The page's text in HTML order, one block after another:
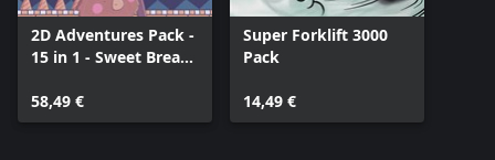
2D Adventures Pack -
15 in 1 - Sweet Bread
58,49 €
Super Forklift 3000
Pack
14,49 €